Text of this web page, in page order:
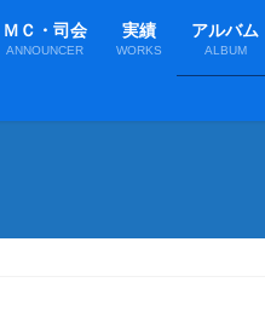
ＭＣ・司会
ANNOUNCER
実績
WORKS
アルバム
ALBUM